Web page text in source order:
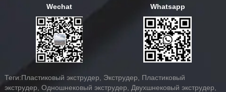
Wechat Whatsapp
Теги:Пластиковый экструдер, Экструдер, Пластиковый
экструдер, Одношнековый экструдер, Двухшнековый экструдер,